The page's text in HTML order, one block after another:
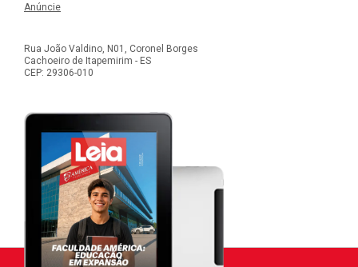
Anúncie
Rua João Valdino, N01, Coronel Borges
Cachoeiro de Itapemirim - ES
CEP: 29306-010